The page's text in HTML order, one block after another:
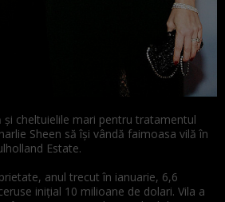
și cheltuielile mari pentru tratamentul
Sheen să își vândă faimoasa vilă în
Estate.
anul trecut în ianuarie, 6,6
iniţial 10 milioane de dolari. Vila a